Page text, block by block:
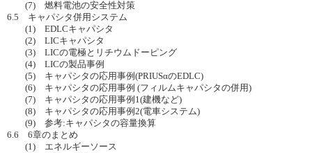
(7) 燃料電池の安全性対策
6.5 キャパシタ併用システム
(1) EDLCキャパシタ
(2) LICキャパシタ
(3) LICの電極とリチウムドーピング
(4) LICの製品事例
(5) キャパシタの応用事例(PRIUSαのEDLC)
(6) キャパシタの応用事例 (フィルムキャパシタの併用)
(7) キャパシタの応用事例1(建機など)
(8) キャパシタの応用事例2(電車システム)
(9) 参考:キャパシタの容量換算
6.6 6章のまとめ
(1) エネルギーソース